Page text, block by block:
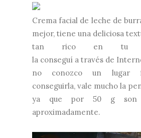
Crema facial de leche de
mejor, tiene una deliciosa
tan rico en tu
la conseguí a través de
no conozco un lugar
conseguirla, vale mucho la
ya que por 50 g son
aproximadamente.